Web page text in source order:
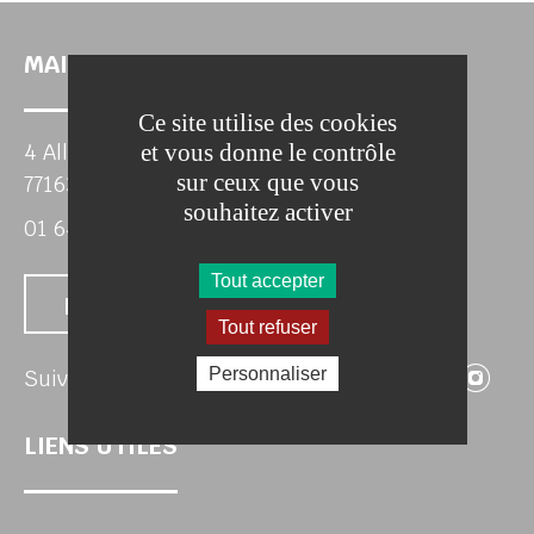
MAIRIE DE DAMMARTIN-SUR-TIGEAUX
4 Allée du Parc
77163 DAMMARTIN-SUR-TIGEAUX
01 64 04 32 72
Nous contacter
Suivez-nous
LIENS UTILES
Ce site utilise des cookies
et vous donne le contrôle
sur ceux que vous
souhaitez activer
Tout accepter
Tout refuser
Personnaliser